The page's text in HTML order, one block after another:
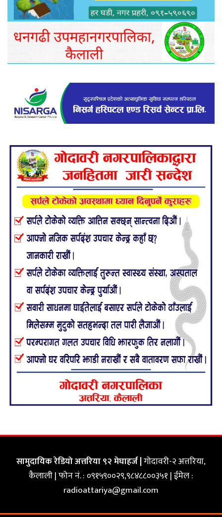
सामुदायिक रेडियो अत्तरिया ९२ मेघाहर्ज |गोदावरी-२ अत्तरिया,
कैलाली | फोन नं. : ०९१५९००२९,९८४८८००३५१ | ईमेल :
radioattariya@gmail.com